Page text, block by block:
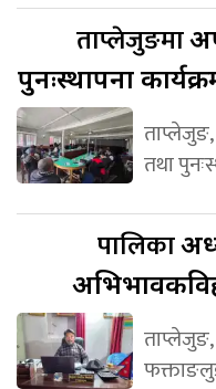
ताप्लेजुङमा
पुनःस्थापना
ताप्लेजुङ,
तथा
पालिका